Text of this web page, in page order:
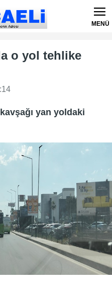
MENÜ
o yol tehlike
yan yoldaki